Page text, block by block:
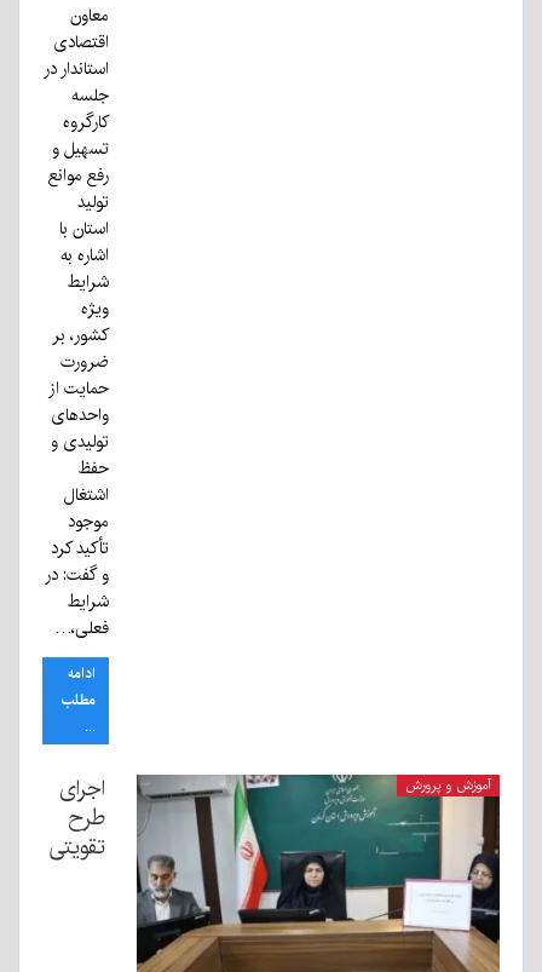
معاون
اقتصادی
استاندار در
جلسه
کارگروه
تسهیل و
رفع موانع
تولید
استان با
اشاره به
شرایط
ویژه
کشور، بر
ضرورت
حمایت از
واحدهای
تولیدی و
حفظ
اشتغال
موجود
تأکید کرد
و گفت: در
شرایط
فعلی،…
ادامه
مطلب
...
آموزش و پرورش
اجرای
طرح
تقویتی